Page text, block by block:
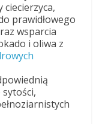
ciecierzyca,
prawidłowego
wsparcia
i oliwa z